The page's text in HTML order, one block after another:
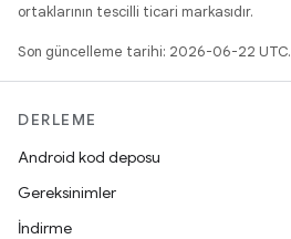
ortaklarının tescilli ticari markasıdır.
Son güncelleme tarihi: 2026-06-22 UTC.
DERLEME
Android kod deposu
Gereksinimler
İndirme